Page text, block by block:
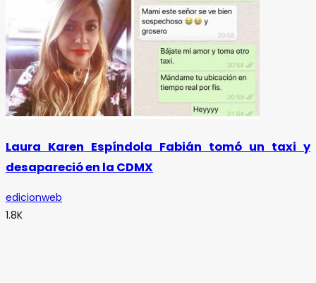
Laura Karen Espíndola Fabián tomó un taxi y
desapareció en la CDMX
edicionweb
1.8K